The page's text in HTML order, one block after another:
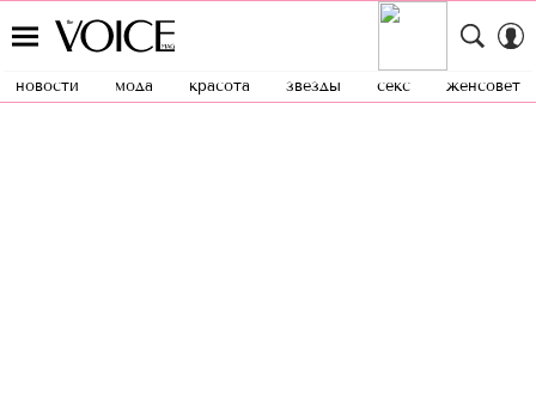
новости мода красота звезды секс женсовет